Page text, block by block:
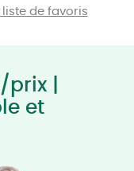
|
et
de favoris